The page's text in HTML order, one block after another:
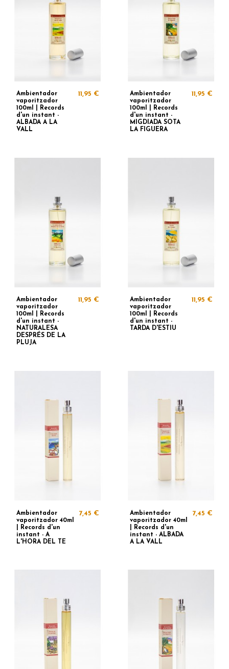
Ambientador
vaporitzador
100ml | Records
d'un instant -
ALBADA A LA
VALL
11,95 €
Ambientador
vaporitzador
100ml | Records
d'un instant -
MIGDIADA SOTA
LA FIGUERA
11,95 €
Ambientador
vaporitzador
100ml | Records
d'un instant -
NATURALESA
DESPRÉS DE LA
PLUJA
11,95 €
Ambientador
vaporitzador
100ml | Records
d'un instant -
TARDA D'ESTIU
11,95 €
Ambientador
vaporitzador 40ml
| Records d'un
instant - A
L'HORA DEL TE
7,45 €
Ambientador
vaporitzador 40ml
| Records d'un
instant - ALBADA
A LA VALL
7,45 €